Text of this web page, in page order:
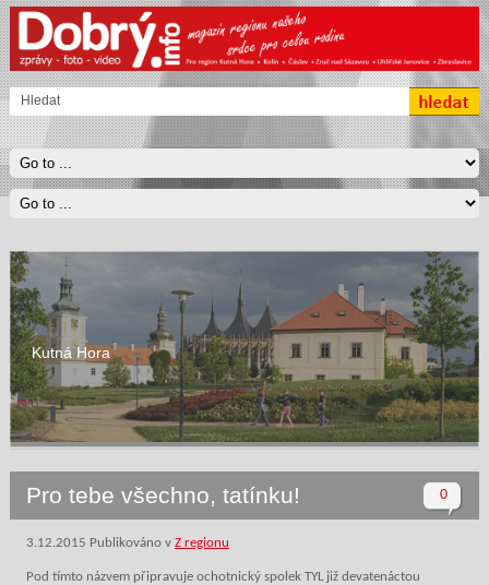
Kutná Hora
0
Pro tebe všechno, tatínku!
3.12.2015 Publikováno v Z regionu
Pod tímto názvem připravuje ochotnický spolek TYL již devatenáctou